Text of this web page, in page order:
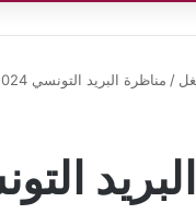
/ مناظرة البريد التونسي 2024: إنتداب 294 عون بريد